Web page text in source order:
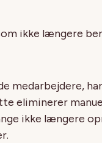
ikke længere
medarbejdere,
eliminerer
ikke længere